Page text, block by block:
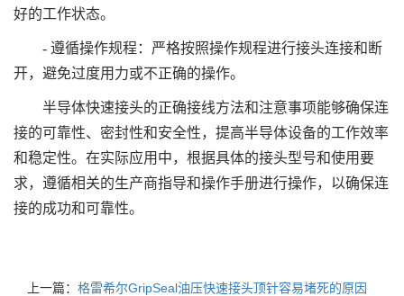
好的工作状态。
- 遵循操作规程：严格按照操作规程进行接头连接和断
开，避免过度用力或不正确的操作。
半导体快速接头的正确接线方法和注意事项能够确保连
接的可靠性、密封性和安全性，提高半导体设备的工作效率
和稳定性。在实际应用中，根据具体的接头型号和使用要
求，遵循相关的生产商指导和操作手册进行操作，以确保连
接的成功和可靠性。
上一篇： 格雷希尔GripSeal油压快速接头顶针容易堵死的原因